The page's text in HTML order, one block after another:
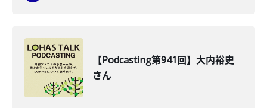
【Podcasting第941回】大内裕史
さん